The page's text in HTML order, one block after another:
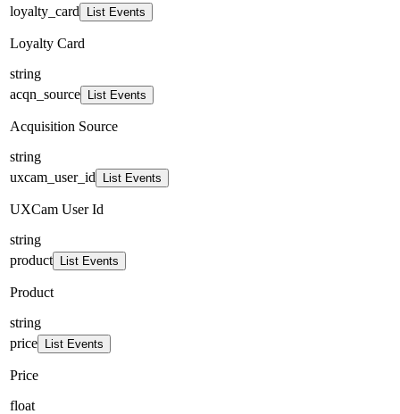
loyalty_card
List Events
Loyalty Card
string
acqn_source
List Events
Acquisition Source
string
uxcam_user_id
List Events
UXCam User Id
string
product
List Events
Product
string
price
List Events
Price
float